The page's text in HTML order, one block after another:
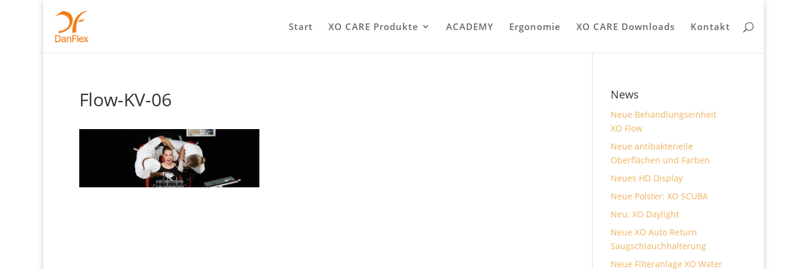
Start XO CARE Produkte ACADEMY Ergonomie XO CARE Downloads Kontakt
Flow-KV-06 News
Neue Behandlungseinheit
XO Flow
Neue antibakterielle
Oberflächen und Farben
Neues HD Display
Neue Polster: XO SCUBA
Neu: XO Daylight
Neue XO Auto Return
Saugschlauchhalterung
Neue Filteranlage XO Water